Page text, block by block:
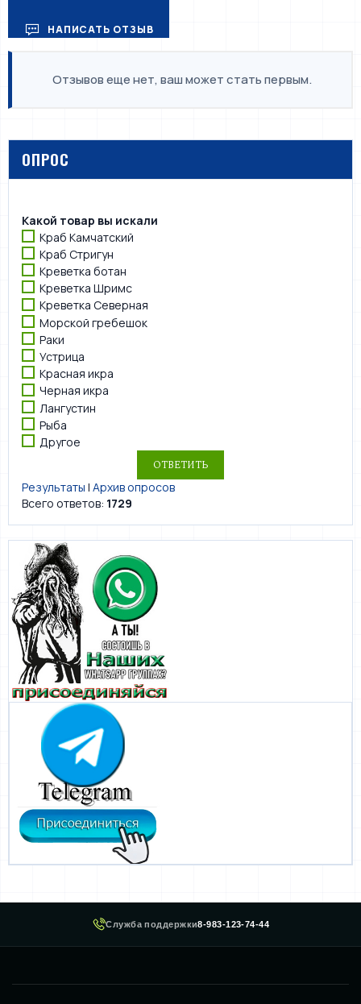
НАПИСАТЬ ОТЗЫВ
Отзывов еще нет, ваш может стать первым.
ОПРОС
Какой товар вы искали
Краб Камчатский
Краб Стригун
Креветка ботан
Креветка Шримс
Креветка Северная
Морской гребешок
Раки
Устрица
Красная икра
Черная икра
Лангустин
Рыба
Другое
Результаты | Архив опросов
Всего ответов: 1729
Служба поддержки8-983-123-74-44